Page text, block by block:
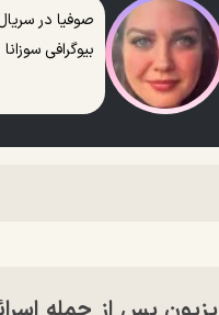
صوفیا در
بیوگرافی